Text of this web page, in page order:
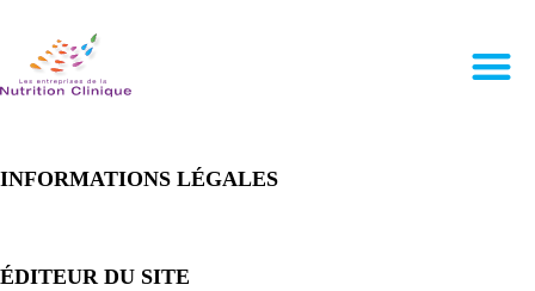
INFORMATIONS LÉGALES
ÉDITEURDU SITE